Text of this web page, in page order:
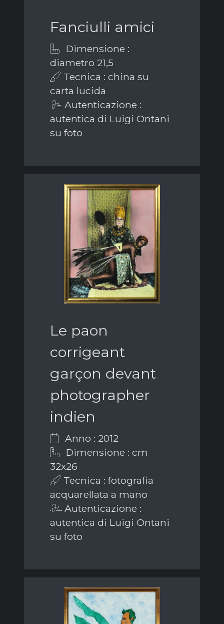
Fanciulli amici
Dimensione :
diametro 21,5
Tecnica : china su
carta lucida
Autenticazione :
autentica di Luigi Ontani
su foto
Le paon
corrigeant
garçon devant
photographer
indien
Anno : 2012
Dimensione : cm
32x26
Tecnica : fotografia
acquarellata a mano
Autenticazione :
autentica di Luigi Ontani
su foto